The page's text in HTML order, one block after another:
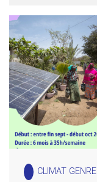
CLIMAT GENRE